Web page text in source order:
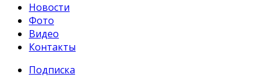
Новости
Фото
Видео
Контакты
Подписка